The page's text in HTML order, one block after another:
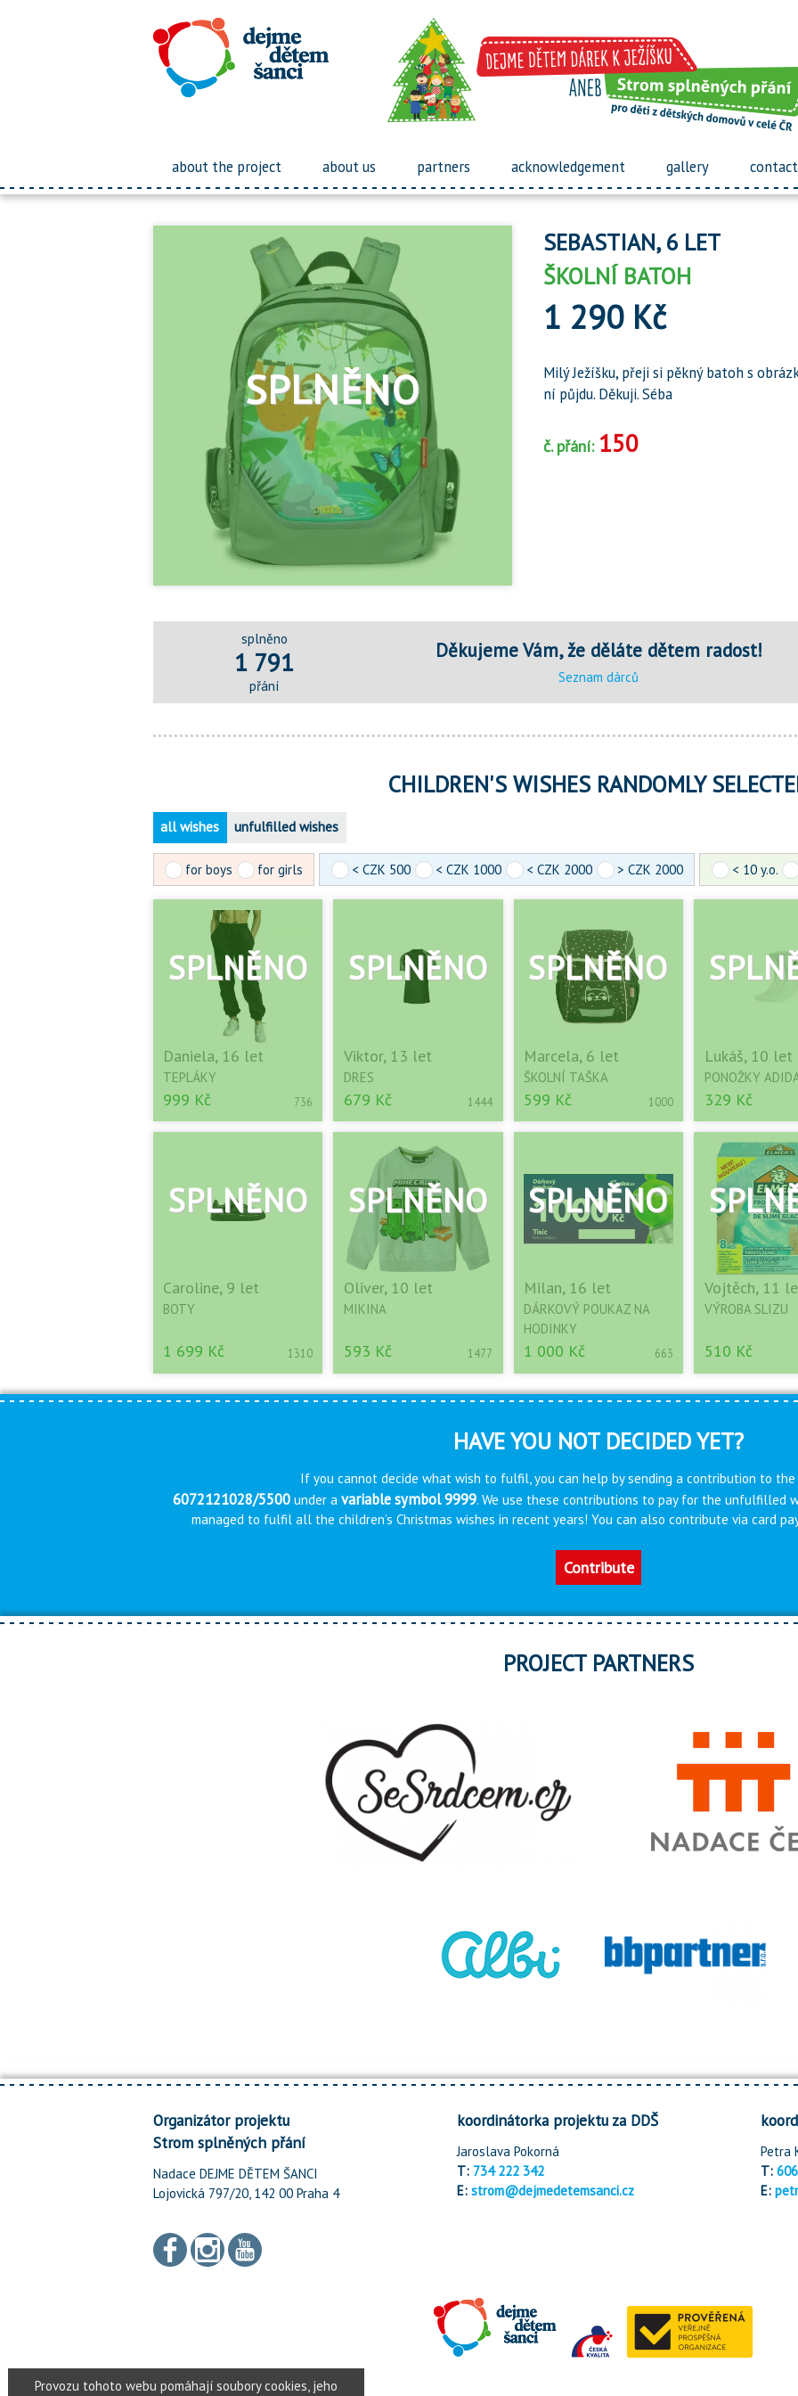
about the project about us partners acknowledgement gallery contact
SEBASTIAN, 6 LET
ŠKOLNÍ BATOH
1 290 Kč
Milý Ježíšku, přeji si pěkný batoh s
ní půjdu. Děkuji. Séba
č. přání: 150
splněno
1 791
přání
Děkujeme Vám, že děláte dětem radost!
Seznam dárců
CHILDREN'S WISHES RANDOMLY
all wishes unfulfilled wishes
for boys for girls < CZK 500 < CZK 1000 < CZK 2000 > CZK 2000 < 10 y.o.
Daniela, 16 let
TEPLÁKY
999 Kč 736
Viktor, 13 let
DRES
679 Kč 1444
Marcela, 6 let
ŠKOLNÍ TAŠKA
599 Kč 1000
Lukáš, 10 let
PONOŽKY
329 Kč
Caroline, 9 let
BOTY
1 699 Kč 1310
Oliver, 10 let
MIKINA
593 Kč 1477
Milan, 16 let
DÁRKOVÝ POUKAZ NA
HODINKY
1 000 Kč 663
Vojtěch, 11
VÝROBA SLIZU
510 Kč
HAVE YOU NOT DECIDED YET?
If you cannot decide what wish to fulfil, you can help by sending a contribution to the
6072121028/5500 under a variable symbol 9999. We use these contributions to pay for the unfulfilled
managed to fulfil all the children’s Christmas wishes in recent years! You can also contribute via card
Contribute
PROJECT PARTNERS
Organizátor projektu
Strom splněných přání
Nadace DEJME DĚTEM ŠANCI
Lojovická 797/20, 142 00 Praha 4
koordinátorka projektu za DDŠ
Jaroslava Pokorná
T: 734 222 342
E: strom@dejmedetemsanci.cz
Petra
T:
E: